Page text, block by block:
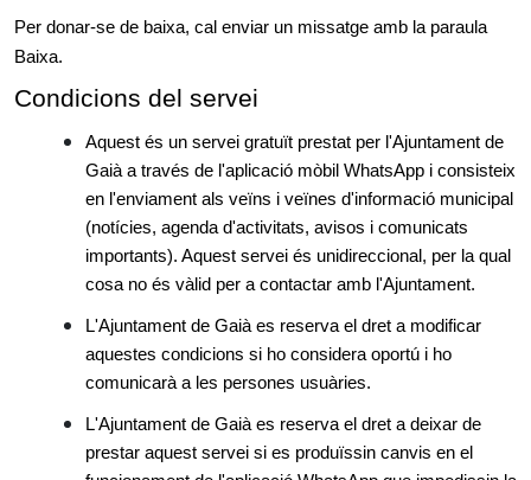
Per donar-se de baixa, cal enviar un missatge amb la paraula
Baixa.
Condicions del servei
Aquest és un servei gratuït prestat per l'Ajuntament de
Gaià a través de l'aplicació mòbil WhatsApp i consisteix
en l'enviament als veïns i veïnes d'informació municipal
(notícies, agenda d'activitats, avisos i comunicats
importants). Aquest servei és unidireccional, per la qual
cosa no és vàlid per a contactar amb l'Ajuntament.
L'Ajuntament de Gaià es reserva el dret a modificar
aquestes condicions si ho considera oportú i ho
comunicarà a les persones usuàries.
L'Ajuntament de Gaià es reserva el dret a deixar de
prestar aquest servei si es produïssin canvis en el